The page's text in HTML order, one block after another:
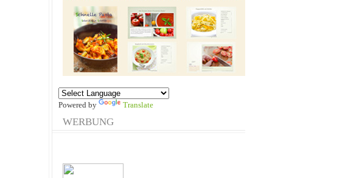
Powered by Translate
WERBUNG